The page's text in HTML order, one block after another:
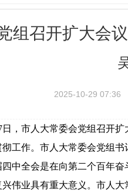
组召开扩大会
2025-10-29 07:36
市人大常委会党组召开扩
工作。市人大常委会党组
全会是在向第二个百年奋
伟业具有重大意义。市人